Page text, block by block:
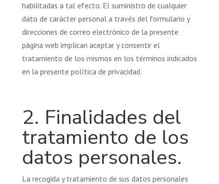
habilitadas a tal efecto. El suministro de cualquier
dato de carácter personal a través del formulario y
direcciones de correo electrónico de la presente
página web implican aceptar y consentir el
tratamiento de los mismos en los términos indicados
en la presente política de privacidad.
2. Finalidades del
tratamiento de los
datos personales.
La recogida y tratamiento de sus datos personales